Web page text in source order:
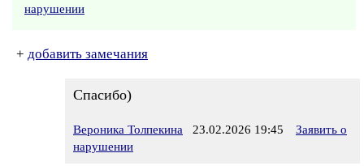
нарушении
+ добавить замечания
Спасибо)
Вероника Толпекина 23.02.2026 19:45
Заявить о
нарушении